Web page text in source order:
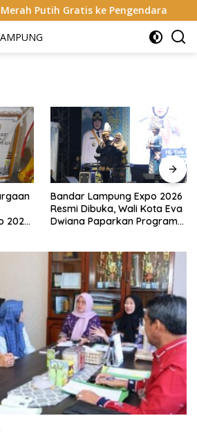
Pengendara Bukan di Bali,
2026,
Bandar Lampung Expo 2026
Resmi Dibuka, Wali Kota Eva
Dwiana Paparkan Program
Lampung